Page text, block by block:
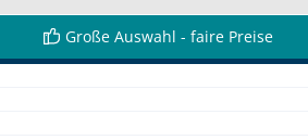
Große Auswahl - faire Preise